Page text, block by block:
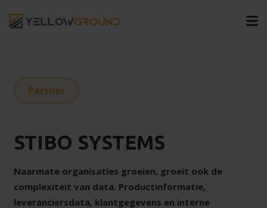
Partner
STIBO SYSTEMS
Naarmate organisaties groeien, groeit ook de
complexiteit van data. Productinformatie,
leveranciersdata, klantgegevens en interne